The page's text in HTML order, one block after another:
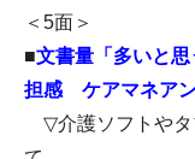
＜5面＞
■文書量「多いと
担感 ケアマネア
▽介護ソフトやタ